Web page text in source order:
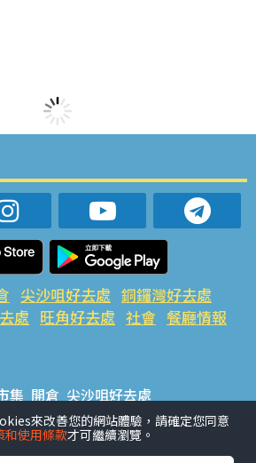
尖沙咀好去處 銅鑼灣好去處
處 旺角好去處 社會 餐廳情報
集 開倉 尖沙咀好去處
處 荃灣好去處 旺角好去處 社會
來改善您的網站體驗，請確定您同意
和使用條款才可繼續瀏覽。